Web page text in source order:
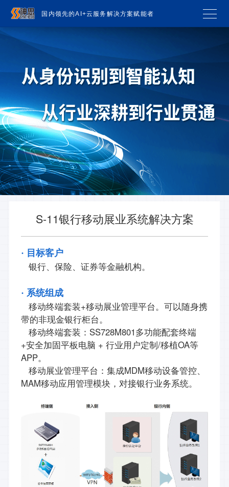
国内领先的AI+云服务解决方案赋能者
S-11银行移动展业系统解决方案
· 目标客户
银行、保险、证券等金融机构。
· 系统组成
移动终端套装+移动展业管理平台。可以随身携
带的非现金银行柜台。
移动终端套装：SS728M801多功能配套终端
+安全加固平板电脑 + 行业用户定制/移植OA等
APP。
移动展业管理平台：集成MDM移动设备管控、
MAM移动应用管理模块，对接银行业务系统。